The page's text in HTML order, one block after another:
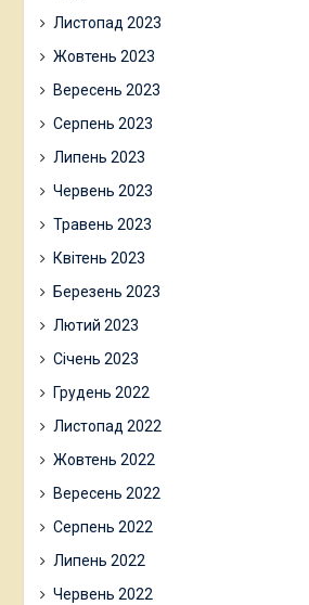
Листопад 2023
Жовтень 2023
Вересень 2023
Серпень 2023
Липень 2023
Червень 2023
Травень 2023
Квітень 2023
Березень 2023
Лютий 2023
Січень 2023
Грудень 2022
Листопад 2022
Жовтень 2022
Вересень 2022
Серпень 2022
Липень 2022
Червень 2022